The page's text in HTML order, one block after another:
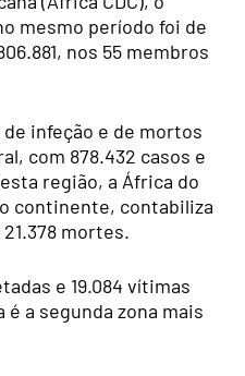
mesmo período foi de
nos 55 membros
infeção e de mortos
com 878.432 casos e
região, a África do
continente, contabiliza
21.378 mortes.
e 19.084 vítimas
a segunda zona mais